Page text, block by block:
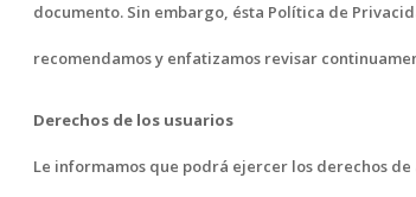
documento. Sin embargo, ésta Política de
recomendamos y enfatizamos revisar
Derechos de los usuarios
Le informamos que podrá ejercer los derechos